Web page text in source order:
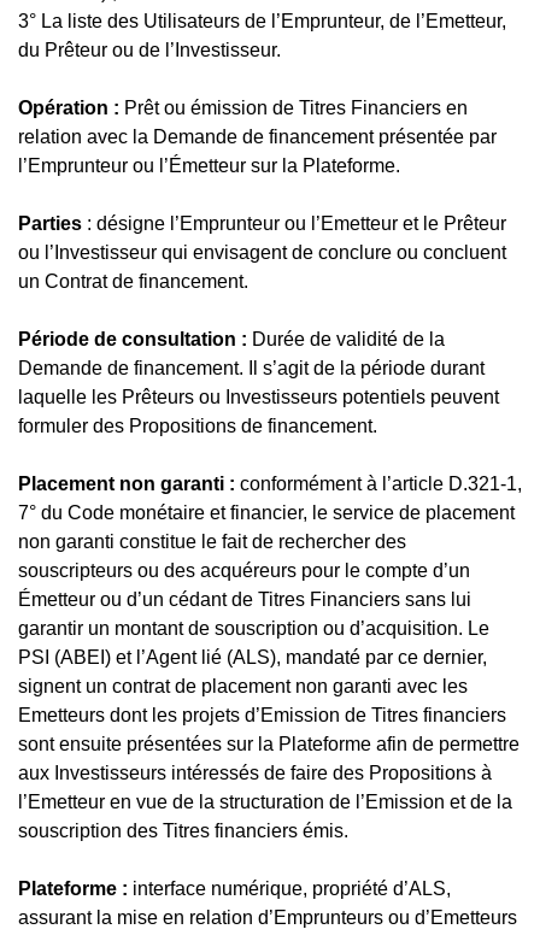
3° La liste des Utilisateurs de l’Emprunteur, de l’Emetteur,
du Prêteur ou de l’Investisseur.
Opération : Prêt ou émission de Titres Financiers en
relation avec la Demande de financement présentée par
l’Emprunteur ou l’Émetteur sur la Plateforme.
Parties : désigne l’Emprunteur ou l’Emetteur et le Prêteur
ou l’Investisseur qui envisagent de conclure ou concluent
un Contrat de financement.
Période de consultation : Durée de validité de la
Demande de financement. Il s’agit de la période durant
laquelle les Prêteurs ou Investisseurs potentiels peuvent
formuler des Propositions de financement.
Placement non garanti : conformément à l’article D.321-1,
7° du Code monétaire et financier, le service de placement
non garanti constitue le fait de rechercher des
souscripteurs ou des acquéreurs pour le compte d’un
Émetteur ou d’un cédant de Titres Financiers sans lui
garantir un montant de souscription ou d’acquisition. Le
PSI (ABEI) et l’Agent lié (ALS), mandaté par ce dernier,
signent un contrat de placement non garanti avec les
Emetteurs dont les projets d’Emission de Titres financiers
sont ensuite présentées sur la Plateforme afin de permettre
aux Investisseurs intéressés de faire des Propositions à
l’Emetteur en vue de la structuration de l’Emission et de la
souscription des Titres financiers émis.
Plateforme : interface numérique, propriété d’ALS,
assurant la mise en relation d’Emprunteurs ou d’Emetteurs